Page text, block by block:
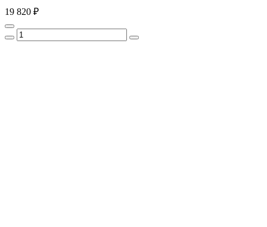
19 820 ₽